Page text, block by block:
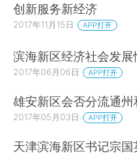
创新服务新经济
2017年11月15日 APP打开
滨海新区经济社会发展
2017年06月06日 APP打开
雄安新区会否分流通
2017年05月03日 APP打开
天津滨海新区书记宗国